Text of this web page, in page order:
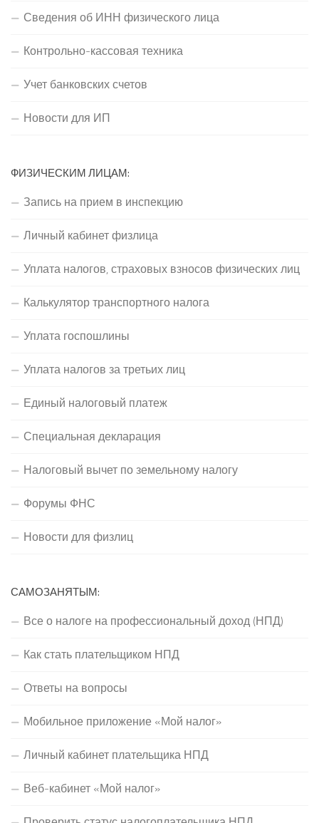
Сведения об ИНН физического лица
Контрольно-кассовая техника
Учет банковских счетов
Новости для ИП
ФИЗИЧЕСКИМ ЛИЦАМ:
Запись на прием в инспекцию
Личный кабинет физлица
Уплата налогов, страховых взносов физических лиц
Калькулятор транспортного налога
Уплата госпошлины
Уплата налогов за третьих лиц
Единый налоговый платеж
Специальная декларация
Налоговый вычет по земельному налогу
Форумы ФНС
Новости для физлиц
САМОЗАНЯТЫМ:
Все о налоге на профессиональный доход (НПД)
Как стать плательщиком НПД
Ответы на вопросы
Мобильное приложение «Мой налог»
Личный кабинет плательщика НПД
Веб-кабинет «Мой налог»